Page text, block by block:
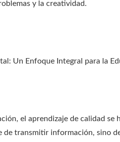
y la creatividad.
Un Enfoque Integral para la
el aprendizaje de calidad se
de transmitir información, sino